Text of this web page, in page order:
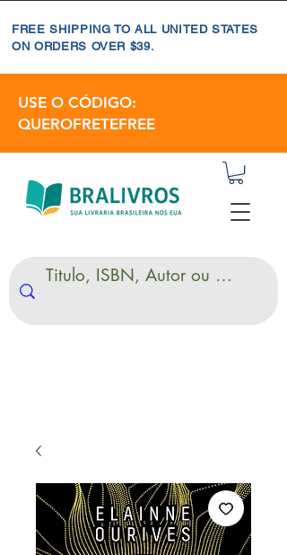
FREE SHIPPING TO ALL UNITED STATES
ON ORDERS OVER $39.
USE O CÓDIGO:
QUEROFRETEFREE